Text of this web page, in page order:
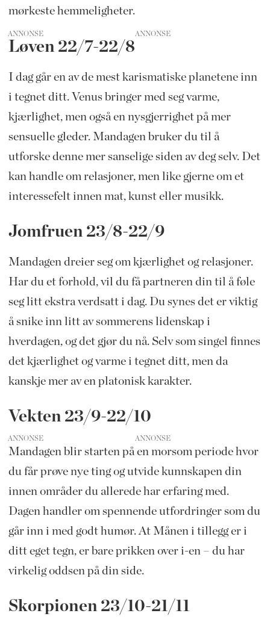
mørkeste hemmeligheter.
ANNONSE
Løven 22/7-22/8
I dag går en av de mest karismatiske planetene inn
i tegnet ditt. Venus bringer med seg varme,
kjærlighet, men også en nysgjerrighet på mer
sensuelle gleder. Mandagen bruker du til å
utforske denne mer sanselige siden av deg selv. Det
kan handle om relasjoner, men like gjerne om et
interessefelt innen mat, kunst eller musikk.
Jomfruen 23/8-22/9
Mandagen dreier seg om kjærlighet og relasjoner.
Har du et forhold, vil du få partneren din til å føle
seg litt ekstra verdsatt i dag. Du synes det er viktig
å snike inn litt av sommerens lidenskap i
hverdagen, og det gjør du nå. Selv som singel finnes
det kjærlighet og varme i tegnet ditt, men da
kanskje mer av en platonisk karakter.
Vekten 23/9-22/10
ANNONSE
Mandagen blir starten på en morsom periode hvor
du får prøve nye ting og utvide kunnskapen din
innen områder du allerede har erfaring med.
Dagen handler om spennende utfordringer som du
går inn i med godt humør. At Månen i tillegg er i
ditt eget tegn, er bare prikken over i-en – du har
virkelig oddsen på din side.
Skorpionen 23/10-21/11